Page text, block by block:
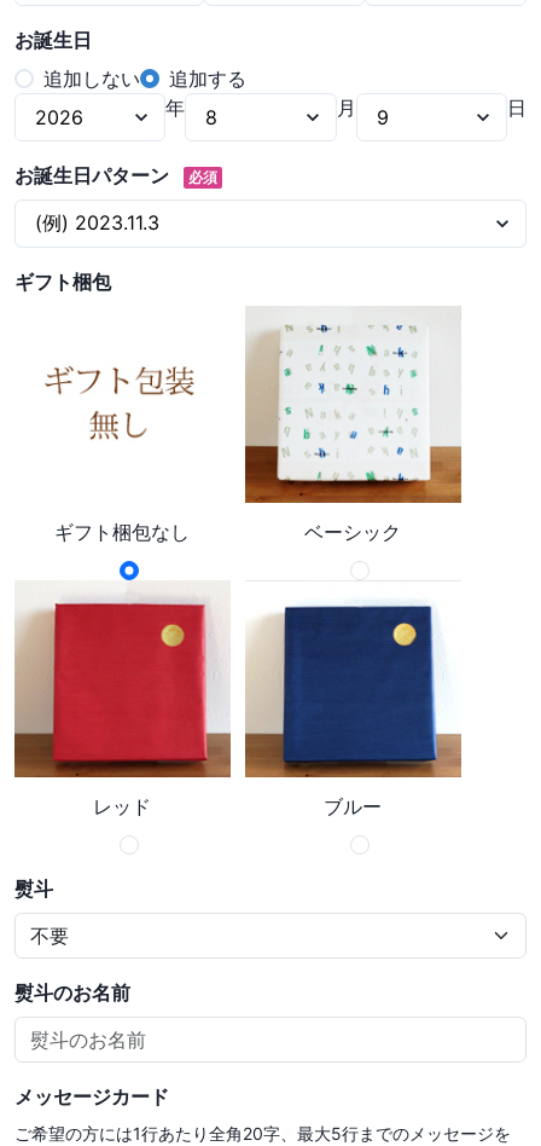
お誕生日
追加しない
追加する
年
月 日
お誕生日パターン 必須
ギフト梱包
ギフト梱包なし ベーシック
レッド ブルー
熨斗
熨斗のお名前
メッセージカード
ご希望の方には1行あたり全角20字、最大5行までのメッセージを